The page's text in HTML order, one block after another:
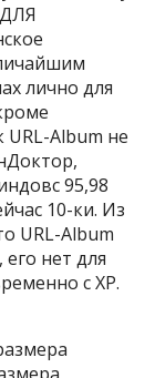
лично для
Album не
95,98
10-ки. Из
URL-Album
нет для
с ХР.